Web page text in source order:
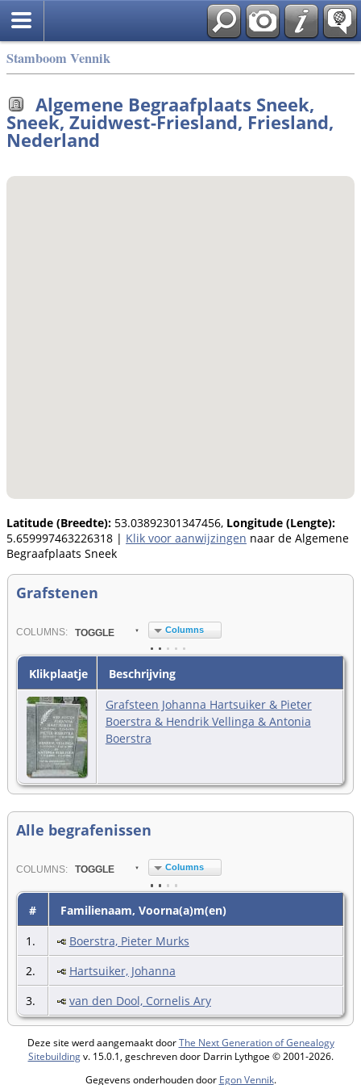
Stamboom Vennik
Algemene Begraafplaats Sneek,
Sneek, Zuidwest-Friesland, Friesland,
Nederland
Latitude (Breedte): 53.03892301347456, Longitude (Lengte):
5.659997463226318 | Klik voor aanwijzingen naar de Algemene
Begraafplaats Sneek
Grafstenen
COLUMN S: TOGGLE Columns
Klikplaatje
Beschrijving
Grafsteen Johanna Hartsuiker & Pieter
Boerstra & Hendrik Vellinga & Antonia
Boerstra
Alle begrafenissen
COLUMN S: TOGGLE Columns
#
Familienaam, Voorna(a)m(en)
1.
Boerstra, Pieter Murks
2.
Hartsuiker, Johanna
3.
van den Dool, Cornelis Ary
Deze site werd aangemaakt doorThe Next Generation of Genealogy
Sitebuildingv. 15.0.1, geschreven door Darrin Lythgoe © 2001-2026.
Gegevens onderhouden door Egon Vennik.